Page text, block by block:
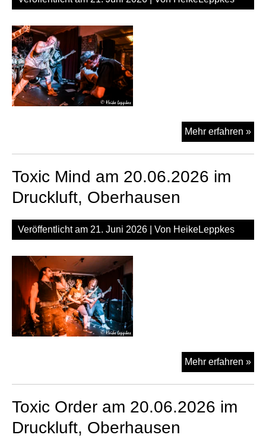
Mehr erfahren »
am
Toxic Mind am 20.06.2026 im
Druckluft, Oberhausen
Veröffentlicht am 21. Juni 2026 | Von HeikeLeppkes
Mehr erfahren »
Toxic Order am 20.06.2026 im
Druckluft, Oberhausen